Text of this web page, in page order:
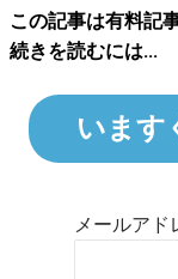
この記事は有料記
続きを読むには...
います
メールアド